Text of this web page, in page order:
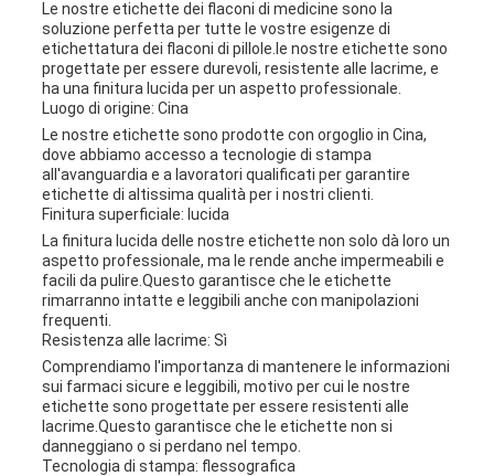
Le nostre etichette dei flaconi di medicine sono la
soluzione perfetta per tutte le vostre esigenze di
etichettatura dei flaconi di pillole.le nostre etichette sono
progettate per essere durevoli, resistente alle lacrime, e
ha una finitura lucida per un aspetto professionale.
Luogo di origine: Cina
Le nostre etichette sono prodotte con orgoglio in Cina,
dove abbiamo accesso a tecnologie di stampa
all'avanguardia e a lavoratori qualificati per garantire
etichette di altissima qualità per i nostri clienti.
Finitura superficiale: lucida
La finitura lucida delle nostre etichette non solo dà loro un
aspetto professionale, ma le rende anche impermeabili e
facili da pulire.Questo garantisce che le etichette
rimarranno intatte e leggibili anche con manipolazioni
frequenti.
Resistenza alle lacrime: Sì
Comprendiamo l'importanza di mantenere le informazioni
sui farmaci sicure e leggibili, motivo per cui le nostre
etichette sono progettate per essere resistenti alle
lacrime.Questo garantisce che le etichette non si
danneggiano o si perdano nel tempo.
Tecnologia di stampa: flessografica